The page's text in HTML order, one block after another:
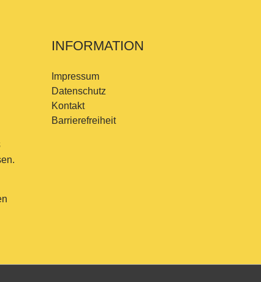
INFORMATION
Impressum
Datenschutz
Kontakt
Barrierefreiheit